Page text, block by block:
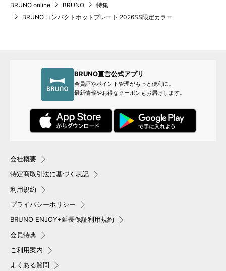
BRUNO online BRUNO
特集
BRUNO コンパクトホットプレート 2026SS限定カラー
BRUNO直営公式アプリ
会員証やポイント管理がもっと便利に。
最新情報やお得なクーポンもお届けします。
会社概要
特定商取引法に基づく表記
利用規約
プライバシーポリシー
BRUNO ENJOY+延長保証利用規約
会員特典
ご利用案内
よくある質問